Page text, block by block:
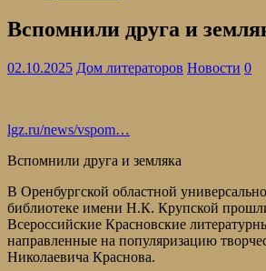
Вспомнили друга и
02.10.2025 Дом литераторов Новости 0
lgz.ru/news/vspom…
Вспомнили друга и земляка
В Оренбургской областной
библиотеке имени Н.К. Крупской
Всероссийские Красновские
направленные на популяризацию
Николаевича Краснова.